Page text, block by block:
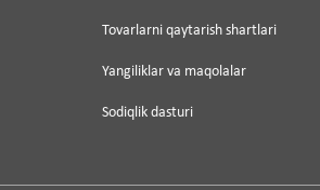
Tovarlarni qaytarish shartlari
Yangiliklar va maqolalar
Sodiqlik dasturi